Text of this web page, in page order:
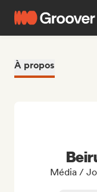
À propos
Média /